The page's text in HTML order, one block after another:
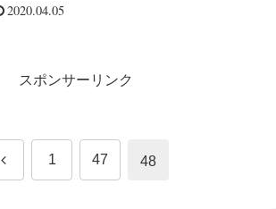
2020.04.05
スポンサーリンク
前 1 47 48